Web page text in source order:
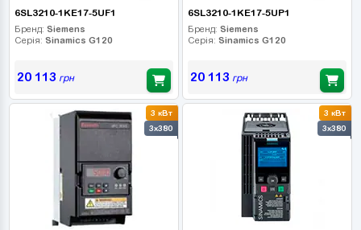
6SL3210-1KE17-5UF1
Бренд: Siemens
Серія: Sinamics G120
20 113 грн
6SL3210-1KE17-5UP1
Бренд: Siemens
Серія: Sinamics G120
20 113 грн
3 кВт
3x380
3 кВт
3x380